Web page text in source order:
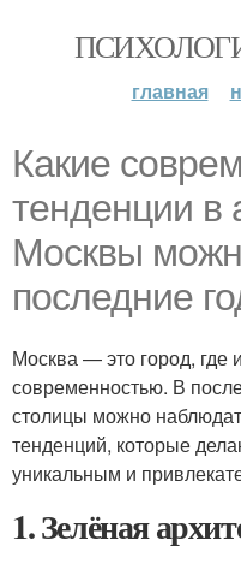
главная
Какие
тенденции в
Москвы
последние
Москва — это город, где
современностью. В
столицы можно
тенденций, которые
уникальным и
1. Зелёная